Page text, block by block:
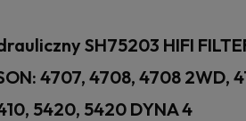
SH75203 HIFI
4707, 4708, 4708 2WD,
5420, 5420 DYNA 4